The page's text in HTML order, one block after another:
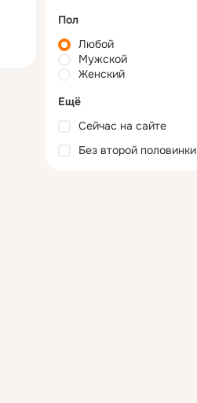
Пол
Любой
Мужской
Женский
Ещё
Сейчас на сайте
Без второй половинки